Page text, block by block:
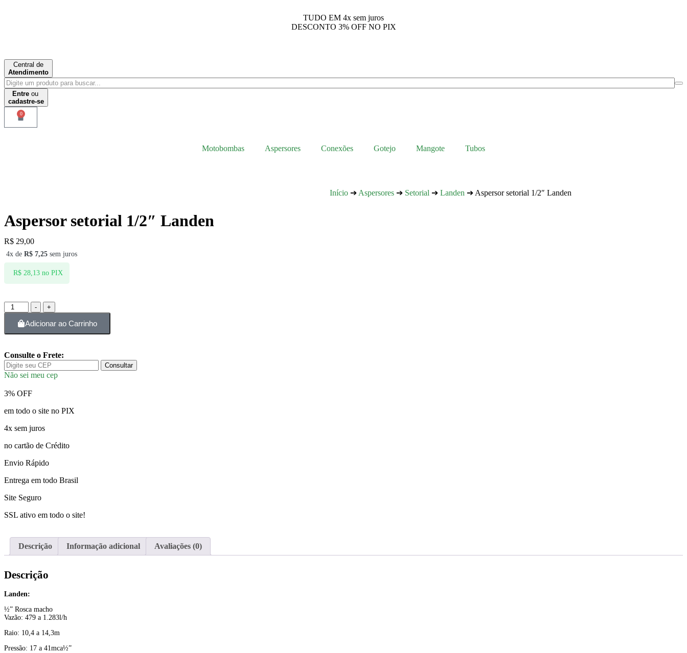
TUDO EM 4x sem juros
DESCONTO 3% OFF NO PIX
Central de
Atendimento
Entreou
cadastre-se
0
Motobombas Aspersores Conexões Gotejo Mangote Tubos
Início ➔ Aspersores ➔ Setorial ➔Landen ➔ Aspersor setorial 1/2″ Landen
Aspersor setorial 1/2″ Landen
R$ 29,00
R$28,13 no PIX
4x de R$ 7,25 sem juros
- +
Adicionar ao Carrinho
Consulte o Frete:
Consultar
Não sei meu cep
3% OFF
em todo o site no PIX
4x sem juros
no cartão de Crédito
Envio Rápido
Entrega em todo Brasil
Site Seguro
SSL ativo em todo o site!
Descrição Informação adicional Avaliações (0)
Descrição
Landen:
½” Rosca macho
Vazão: 479 a 1.283l/h
Raio: 10,4 a 14,3m
Pressão: 17 a 41mca½”